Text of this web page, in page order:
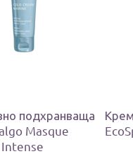
подхранваща
Masque